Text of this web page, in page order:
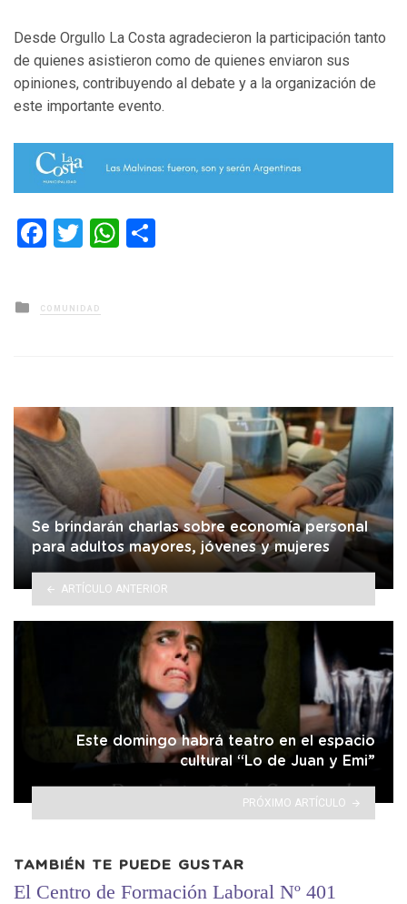
Desde Orgullo La Costa agradecieron la participación tanto
de quienes asistieron como de quienes enviaron sus
opiniones, contribuyendo al debate y a la organización de
este importante evento.
Facebook
TwitterWhatsApp
Posted
in
COMUNIDAD
Se brindarán charlas sobre economía personal
para adultos mayores, jóvenes y mujeres
ARTÍCULO ANTERIOR
Este domingo habrá teatro en el espacio
cultural “Lo de Juan y Emi”
PRÓXIMO ARTÍCULO
TAMBIÉN TE PUEDE GUSTAR
El Centro de Formación Laboral Nº 401